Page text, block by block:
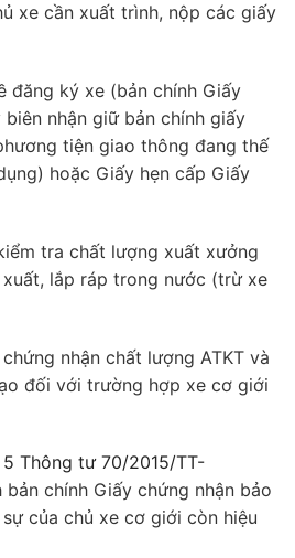
xe cần xuất trình, nộp các giấy
đăng ký xe (bản chính Giấy
nhận giữ bản chính giấy
tiện giao thông đang thế
hoặc Giấy hẹn cấp Giấy
tra chất lượng xuất xưởng
lắp ráp trong nước (trừ xe
nhận chất lượng ATKT và
đối với trường hợp xe cơ giới
Thông tư 70/2015/TT-
chính Giấy chứng nhận bảo
của chủ xe cơ giới còn hiệu